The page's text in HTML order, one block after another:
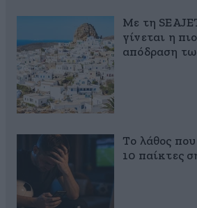
Με τη
γίνεται η
απόδραση
Το λάθος
10 παίκτες